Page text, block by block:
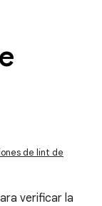
de lint de
verificar la